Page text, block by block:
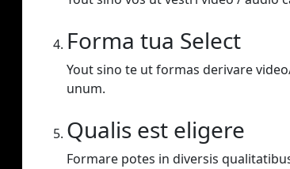
Forma tua Select
Yout sino te ut formas derivare
unum.
Qualis est eligere
Formare potes in diversis